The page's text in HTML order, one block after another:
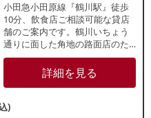
小田急小田原線『鶴川駅』徒歩
10分、飲食店ご相談可能な貸店
舗のご案内です。鶴川いちょう
通りに面した角地の路面店のた
め視認性良好！また、バス停か
ら徒歩1分の好立地でもありバス
利用者などの地域住民を中心と
はレスタンダードまでお問い合
詳細を見る
)